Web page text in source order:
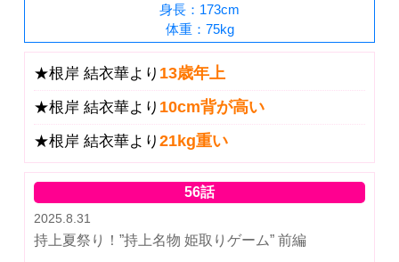
身長：173cm
体重：75kg
★根岸 結衣華より 13歳年上
★根岸 結衣華より 10cm背が高い
★根岸 結衣華より21kg重い
56話
2025.8.31
持上夏祭り！”持上名物 姫取りゲーム” 前編